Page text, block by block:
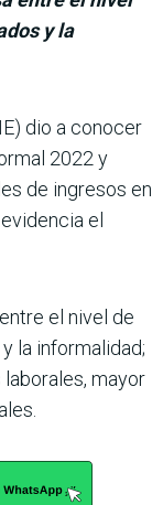
y la
dio a cono­cer
2022 y
de ingre­sos en
el
el nivel de
la informali­dad;
mayor